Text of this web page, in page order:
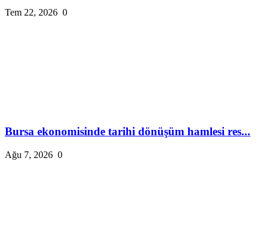
Tem 22, 2026 0
Bursa ekonomisinde tarihi dönüşüm hamlesi res...
Ağu 7, 2026 0